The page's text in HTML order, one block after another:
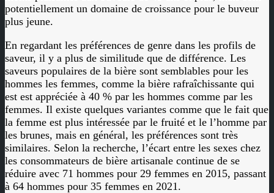
potentiellement un domaine de croissance pour le buveur
plus jeune.
En regardant les préférences de genre dans les profils de
saveur, il y a plus de similitude que de différence. Les
saveurs populaires de la bière sont semblables pour les
hommes les femmes, comme la bière rafraîchissante qui
est est appréciée à 40 % par les hommes comme par les
femmes. Il existe quelques variantes comme que le fait que
la femme est plus intéressée par le fruité et le l’homme par
les brunes, mais en général, les préférences sont très
similaires. Selon la recherche, l’écart entre les sexes chez
les consommateurs de bière artisanale continue de se
réduire avec 71 hommes pour 29 femmes en 2015, passant
à 64 hommes pour 35 femmes en 2021.